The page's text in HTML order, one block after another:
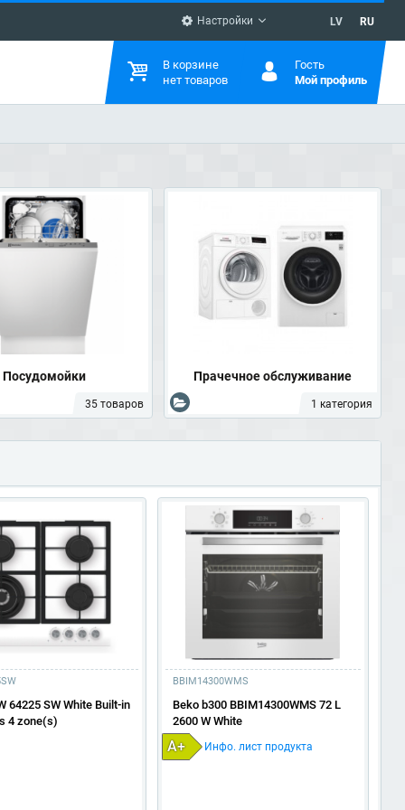
Настройки LV RU
В корзине
нет товаров
Гость
Мой профиль
Посудомойки
35 товаров
Прачечное обслуживание
1 категория
64225 SW White Built-in
4 zone(s)
BBIM14300WMS
Beko b300 BBIM14300WMS 72 L
2600 W White
A+ Инфо. лист продукта